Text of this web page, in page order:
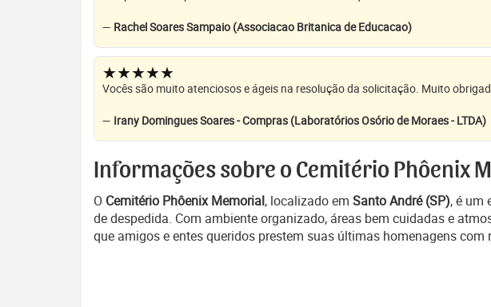
— Rachel Soares Sampaio (Associacao Britanica de Educacao)
★★★★★
Vocês são muito atenciosos e ágeis na resolução da solicitação. Muito
— Irany Domingues Soares - Compras (Laboratórios Osório de Moraes - LTDA)
Informações sobre o Cemitério Phôenix
O Cemitério Phôenix Memorial, localizado em Santo André (SP), é um
de despedida. Com ambiente organizado, áreas bem cuidadas e
que amigos e entes queridos prestem suas últimas homenagens